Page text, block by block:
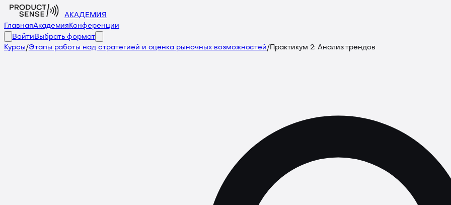
АКАДЕМИЯ
ГлавнаяАкадемия Конференции
Войти Выбрать формат
Курсы/Этапы работы над стратегией и оценка рыночных возможностей/ Практикум 2: Анализ трендов